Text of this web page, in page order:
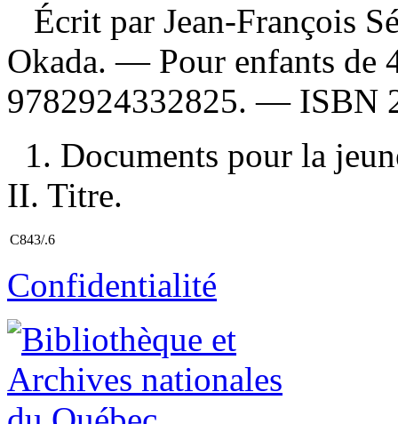
Écrit par Jean-François
Okada. — Pour enfants
9782924332825. — ISBN
1. Documents pour la
II. Titre.
C843/.6
Confidentialité